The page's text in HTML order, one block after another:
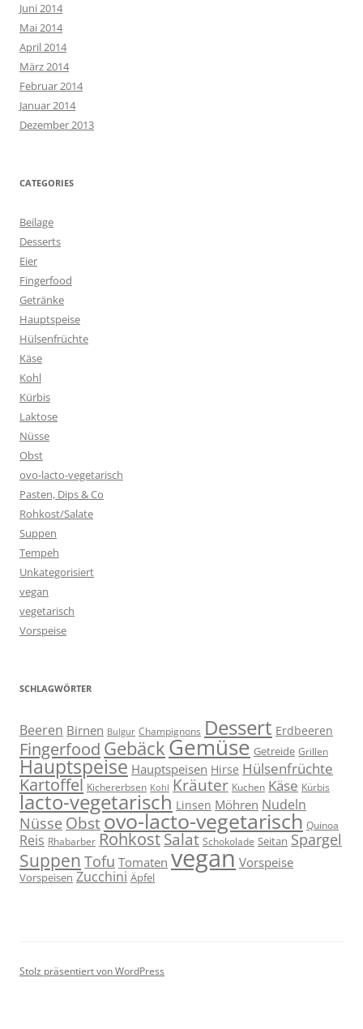
Juni 2014
Mai 2014
April 2014
März 2014
Februar 2014
Januar 2014
Dezember 2013
CATEGORIES
Beilage
Desserts
Eier
Fingerfood
Getränke
Hauptspeise
Hülsenfrüchte
Käse
Kohl
Kürbis
Laktose
Nüsse
Obst
ovo-lacto-vegetarisch
Pasten, Dips & Co
Rohkost/Salate
Suppen
Tempeh
Unkategorisiert
vegan
vegetarisch
Vorspeise
SCHLAGWÖRTER
Beeren Birnen Bulgur Champignons Dessert Erdbeeren
Fingerfood Gebäck Gemüse Getreide Grillen
Hauptspeise Hauptspeisen Hirse Hülsenfrüchte
Kartoffel Kichererbsen Kohl Kräuter Kuchen Käse Kürbis
lacto-vegetarisch Linsen Möhren Nudeln
Nüsse Obstovo-lacto-vegetarisch Quinoa
Reis Rhabarber RohkostSalat Schokolade Seitan Spargel
Suppen Tofu Tomaten vegan Vorspeise
Vorspeisen Zucchini Äpfel
Stolz präsentiert von WordPress